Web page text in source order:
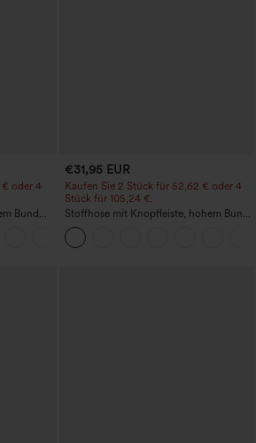
€ oder 4
Bund
€31,95 EUR
Kaufen Sie 2 Stück für 52,62 € oder 4
Stück für 105,24 €.
Stoffhose mit Knopfleiste, hohem Bund,
mehreren Taschen und geradem Bein